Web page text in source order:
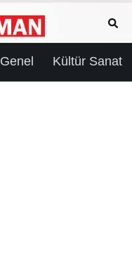
Genel Kültür Sanat